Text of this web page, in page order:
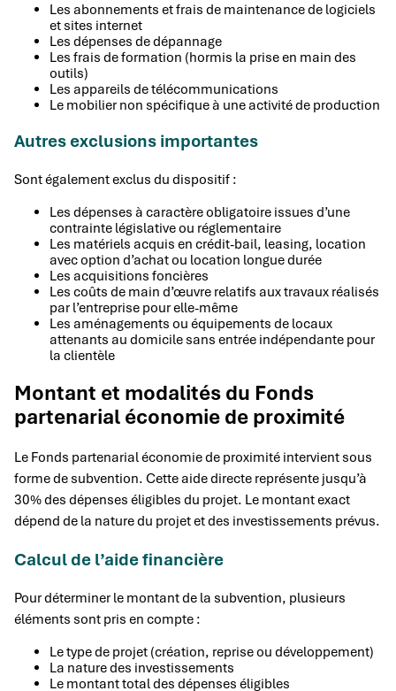
Les abonnements et frais de maintenance de logiciels
et sites internet
Les dépenses de dépannage
Les frais de formation (hormis la prise en main des
outils)
Les appareils de télécommunications
Le mobilier non spécifique à une activité de production
Autres exclusions importantes
Sont également exclus du dispositif :
Les dépenses à caractère obligatoire issues d’une
contrainte législative ou réglementaire
Les matériels acquis en crédit-bail, leasing, location
avec option d’achat ou location longue durée
Les acquisitions foncières
Les coûts de main d’œuvre relatifs aux travaux réalisés
par l’entreprise pour elle-même
Les aménagements ou équipements de locaux
attenants au domicile sans entrée indépendante pour
la clientèle
Montant et modalités du Fonds
partenarial économie de proximité
Le Fonds partenarial économie de proximité intervient sous
forme de subvention. Cette aide directe représente jusqu’à
30% des dépenses éligibles du projet. Le montant exact
dépend de la nature du projet et des investissements prévus.
Calcul de l’aide financière
Pour déterminer le montant de la subvention, plusieurs
éléments sont pris en compte :
Le type de projet (création, reprise ou développement)
La nature des investissements
Le montant total des dépenses éligibles